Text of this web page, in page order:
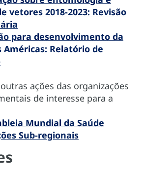
vetores 2018-2023: Revisão
para desenvolvimento da
Américas: Relatório de
ações das organizações
de interesse para a
Mundial da Saúde
Sub-regionais